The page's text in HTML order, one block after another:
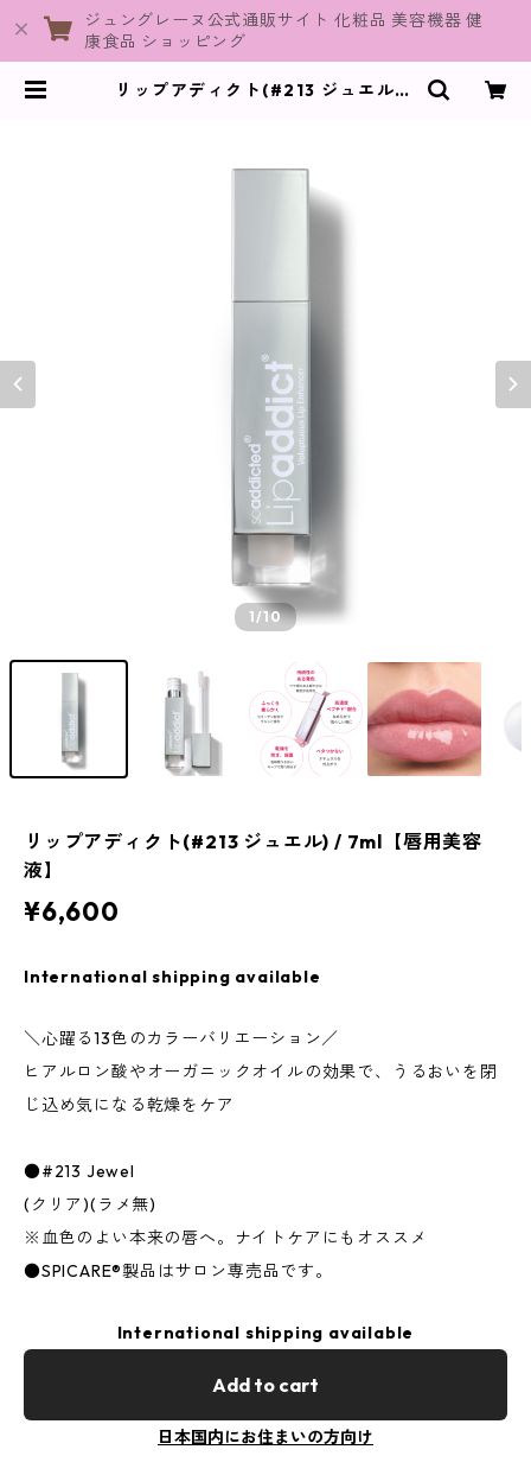
ジュングレーヌ公式通販サイト 化粧品 美容機器 健
康食品 ショッピング
リップアディクト(#213 ジュエル) /
1/10
リップアディクト(#213 ジュエル) / 7ml【唇用美容
液】
¥6,600
International shipping available
＼心躍る13色のカラーバリエーション／
ヒアルロン酸やオーガニックオイルの効果で、うるおいを閉
じ込め気になる乾燥をケア
●#213 Jewel
(クリア)(ラメ無)
※血色のよい本来の唇へ。ナイトケアにもオススメ
●SPICARE®製品はサロン専売品です。
International shipping available
Add to cart
日本国内にお住まいの方向け